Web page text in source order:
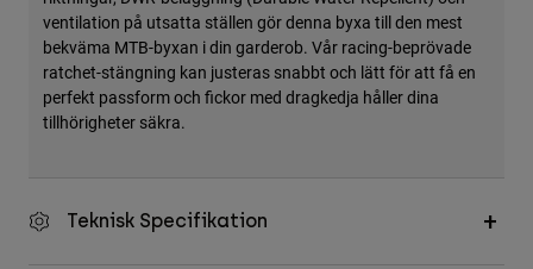
ventilation på utsatta ställen gör denna byxa till den mest
bekväma MTB-byxan i din garderob. Vår racing-beprövade
ratchet-stängning kan justeras snabbt och lätt för att få en
perfekt passform och fickor med dragkedja håller dina
tillhörigheter säkra.
Teknisk Specifikation